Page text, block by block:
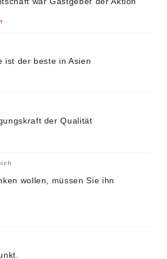
ist der beste in Asien
der Qualität
wollen, müssen Sie ihn